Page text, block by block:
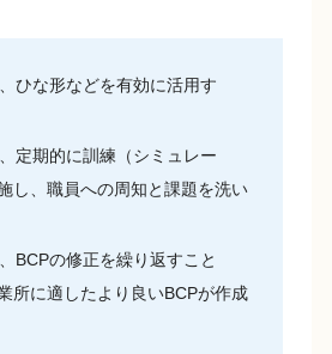
ひな形などを有効に活用す
定期的に訓練（シミュレー
し、職員への周知と課題を洗い
BCPの修正を繰り返すこと
所に適したより良いBCPが作成